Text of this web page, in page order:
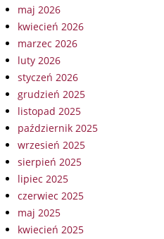
maj 2026
kwiecień 2026
marzec 2026
luty 2026
styczeń 2026
grudzień 2025
listopad 2025
październik 2025
wrzesień 2025
sierpień 2025
lipiec 2025
czerwiec 2025
maj 2025
kwiecień 2025